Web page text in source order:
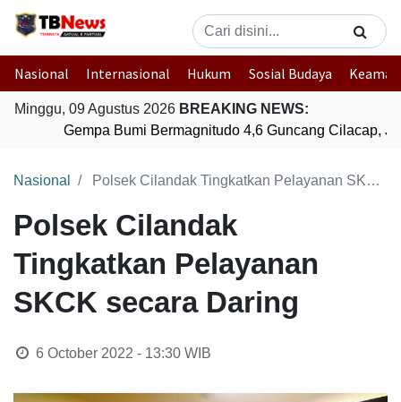
Nasional Internasional Hukum Sosial Budaya
Minggu, 09 Agustus 2026 BREAKING NEWS:
Gempa Bumi Bermagnitudo 4,6 Guncang Cilacap,
Nasional Polsek Cilandak Tingkatkan Pelayanan SKCK secara Daring
Polsek Cilandak
Tingkatkan Pelayanan
SKCK secara Daring
6 October 2022 - 13:30WIB